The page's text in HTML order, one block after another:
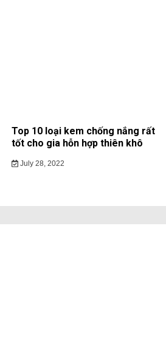
Top 10 loại kem chống nắng rất
tốt cho gia hỗn hợp thiên khô
July 28, 2022